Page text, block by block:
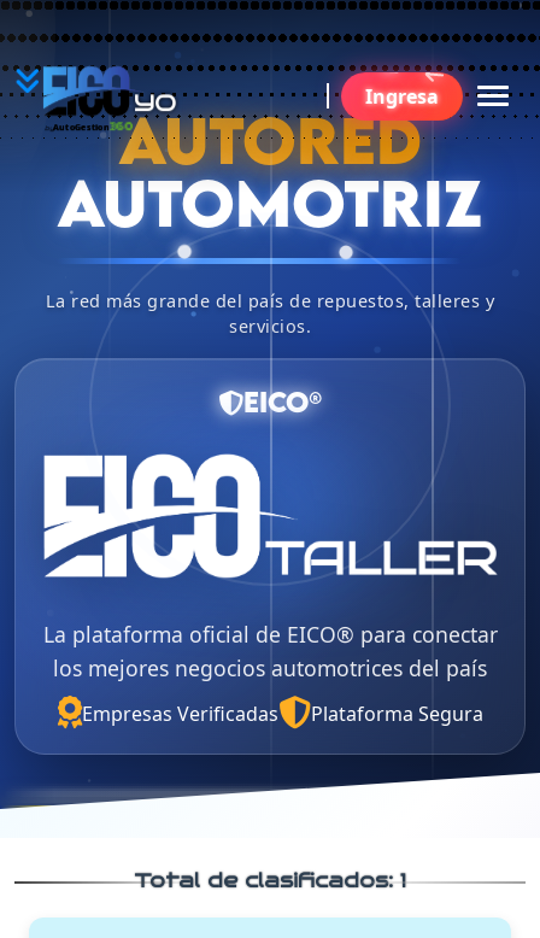
YO
BU
AutoGestion 360
Ingresa
AUTORED
AUTOMOTRIZ
La red más grande del país de repuestos, talleres y
servicios.
EICO®
La plataforma oficial de EICO® para conectar
los mejores negocios automotrices del país
Empresas Verificadas Plataforma Segura
Total de clasificados:1